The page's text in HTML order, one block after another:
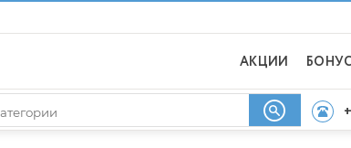
АКЦИИ